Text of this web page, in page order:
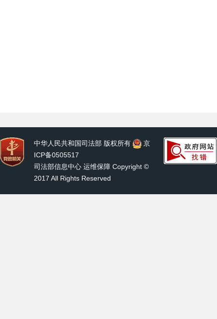
中华人民共和国司法部 版权所有
京
ICP备0505517
司法部信息中心 运维保障 Copyright ©
2017 All Rights Reserved